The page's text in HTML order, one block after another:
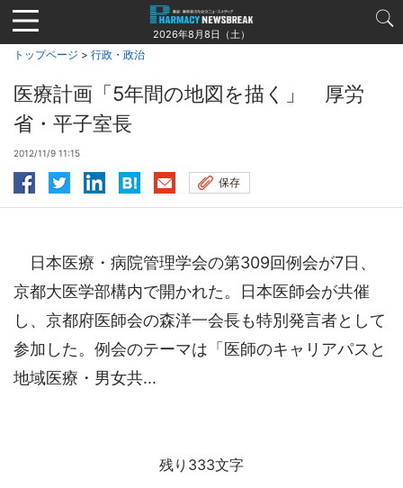
Jump
to
navigation
2026年8月8日（土）
トップページ > 行政・政治
医療計画「5年間の地図を描く」 厚労
省・平子室長
2012/11/9 11:15
保存
日本医療・病院管理学会の第309回例会が7日、
京都大医学部構内で開かれた。日本医師会が共催
し、京都府医師会の森洋一会長も特別発言者として
参加した。例会のテーマは「医師のキャリアパスと
地域医療・男女共...
残り333文字